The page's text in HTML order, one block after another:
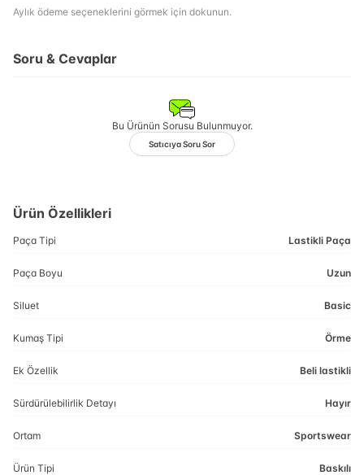
Aylık ödeme seçeneklerini görmek için dokunun.
Soru & Cevaplar
Bu Ürünün Sorusu Bulunmuyor.
Satıcıya Soru Sor
Ürün Özellikleri
Paça Tipi Lastikli Paça
Paça Boyu Uzun
Siluet Basic
Kumaş Tipi Örme
Ek Özellik Beli lastikli
Sürdürülebilirlik Detayı Hayır
Ortam Sportswear
Ürün Tipi Baskılı